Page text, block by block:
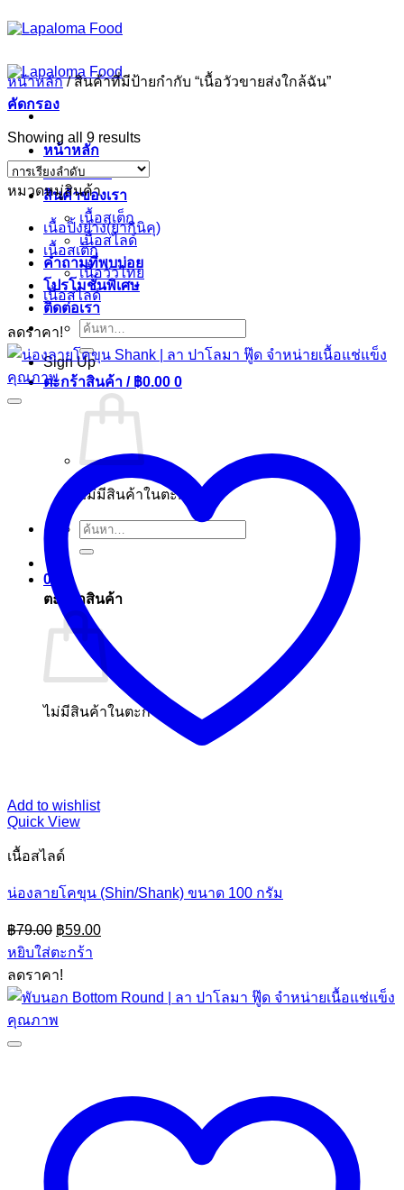
ข้าม
ไป
ยัง
เนื้อหา
หน้าหลัก
เกี่ยวกับเรา
สินค้าของเรา
เนื้อสเต็ก
เนื้อสไลด์
คำถามที่พบบ่อย
โปรโมชั่นพิเศษ
ติดต่อเรา
ค้นหา:
Sign Up
ตะกร้าสินค้า / ฿0.00 0
ไม่มีสินค้าในตะกร้า
ค้นหา:
0
ตะกร้าสินค้า
ไม่มีสินค้าในตะกร้า
หน้าหลัก /สินค้าที่มีป้ายกำกับ “เนื้อวัวขายส่งใกล้ฉัน”
คัดกรอง
Showing all 9 results
หมวดหมู่สินค้า
เนื้อปิ้งย่าง(ยากินิคุ)
เนื้อสเต็ก
เนื้อวัวไทย
เนื้อสไลด์
ลดราคา!
Add to wishlist
Quick View
เนื้อสไลด์
น่องลายโคขุน (Shin/Shank) ขนาด 100 กรัม
฿79.00 Original
price
was:
฿79.00.
฿59.00Current
price
หยิบใส่ตะกร้า
ลดราคา!